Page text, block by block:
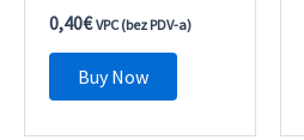
0,40€ VPC (bez PDV-a)
Buy Now